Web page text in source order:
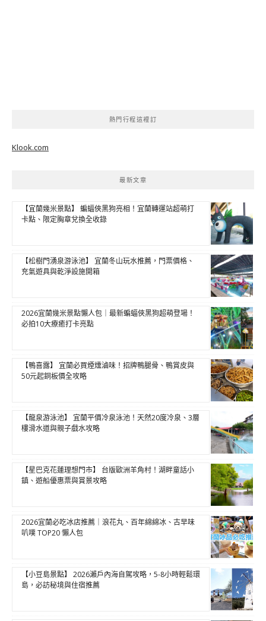
熱門行程這裡訂
Klook.com
最新文章
【宜蘭幾米景點】 蝙蝠俠黑狗亮相！宜蘭轉運站超萌打
卡點、限定胸章兌換全收錄
【松樹門湧泉游泳池】 宜蘭冬山玩水推薦，門票價格、
充氣遊具與乾淨設施開箱
2026宜蘭幾米景點懶人包｜最新蝙蝠俠黑狗超萌登場！
必拍10大療癒打卡亮點
【鴨喜露】 宜蘭必買煙燻滷味！招牌鴨腿骨、鴨賞皮與
50元起銅板價全攻略
【龍泉游泳池】 宜蘭平價冷泉泳池！天然20度冷泉、3層
樓滑水道與親子戲水攻略
【星巴克花蓮理想門市】 台版歐洲羊角村！湖畔童話小
鎮、遊船優惠票與賞景攻略
2026宜蘭必吃冰店推薦｜浪花丸、百年綿綿冰、古早味
叭噗 TOP20 懶人包
【小豆島景點】 2026瀨戶內海自駕攻略，5-8小時輕鬆環
島，必訪秘境與住宿推薦